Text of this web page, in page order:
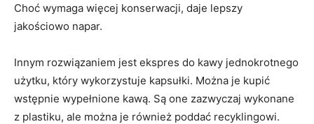
Choć wymaga więcej konserwacji, daje lepszy
jakościowo napar.
Innym rozwiązaniem jest ekspres do kawy jednokrotnego
użytku, który wykorzystuje kapsułki. Można je kupić
wstępnie wypełnione kawą. Są one zazwyczaj wykonane
z plastiku, ale można je również poddać recyklingowi.